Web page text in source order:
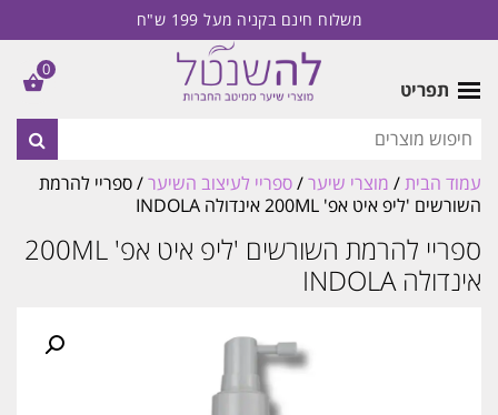
משלוח חינם בקניה מעל 199 ש"ח
תפריט
עמוד הבית/ מוצרי שיער/ספריי לעיצוב השיער/ ספריי להרמת
השורשים 'ליפ איט אפ' 200ML אינדולה INDOLA
ספריי להרמת השורשים 'ליפ איט אפ' 200ML
אינדולה INDOLA
0